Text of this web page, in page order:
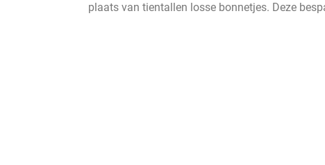
plaats van tientallen losse bonnetjes. Deze